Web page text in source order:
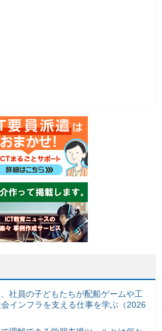
社員の子どもたちが配船ゲームや工
インフラを支える仕事を学ぶ（2026